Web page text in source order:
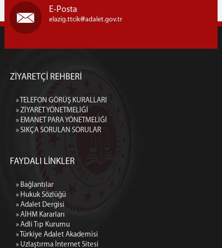
E-Posta
elazig.ttcik adalet.gov.tr
ZİYARETÇİ REHBERİ
» TELEFON GÖRÜŞ KURALLARI
» ZİYARET YÖNETMELİĞİ
» EMANET PARA YÖNETMELİĞİ
» SIKÇA SORULAN SORULAR
FAYDALI LİNKLER
» Bağlantılar
» Hukuk Sözlüğü
» Adalet Dergisi
» AİHM Kararları
» Adli Tıp Kurumu
» Türkiye Adalet Akademisi
» Uzlaştırma İnternet Sitesi